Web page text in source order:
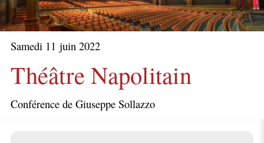
Samedi 11 juin 2022
Théâtre Napolitain
Conférence de Giuseppe Sollazzo